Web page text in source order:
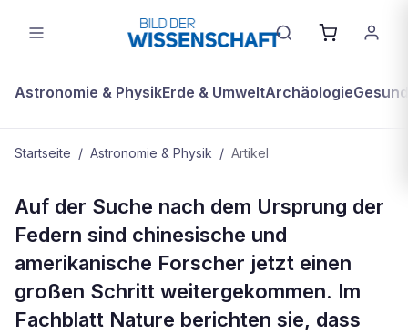
Astronomie & PhysikErde & UmweltArchäologie
Startseite / Astronomie & Physik / Artikel
Dino mit Federn
Auf der Suche nach dem Ursprung der
Federn sind chinesische und
amerikanische Forscher jetzt einen
großen Schritt weitergekommen. Im
Fachblatt Nature berichten sie, dass